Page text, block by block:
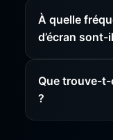
À quelle
d’écran sont-
Que trouve-t-
?